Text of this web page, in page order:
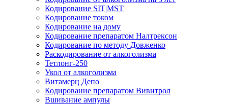
Кодирование SIT|MST
Кодирование током
Кодирование на дому
Кодирование препаратом Налтрексон
Кодирование по методу Довженко
Раскодирование от алкоголизма
Тетлонг-250
Укол от алкоголизма
Витамерц Депо
Кодирование препаратом Вивитрол
Вшивание ампулы